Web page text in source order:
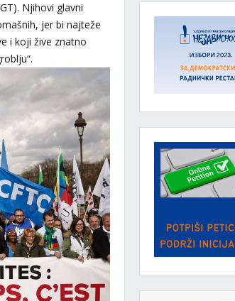
Njihovi glavni
jer bi najteže
i koji žive znatno